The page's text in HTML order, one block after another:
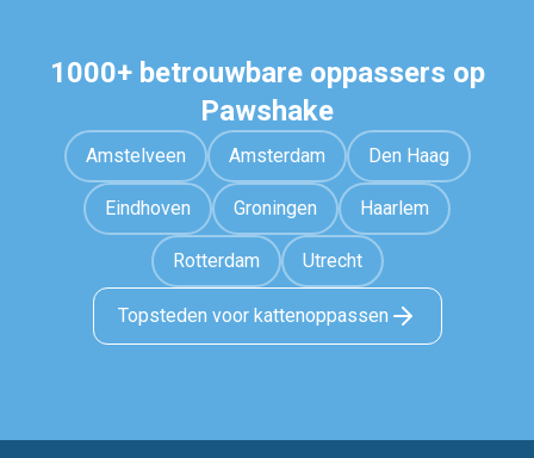
1000+ betrouwbare oppassers op
Pawshake
Amstelveen Amsterdam Den Haag
Eindhoven Groningen Haarlem
Rotterdam Utrecht
Topsteden voor kattenoppassen